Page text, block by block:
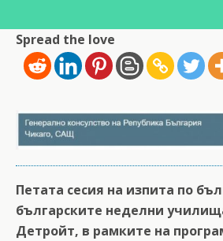
Spread the love
Петата сесия на изпита по
българските неделни
Детройт, в рамките на